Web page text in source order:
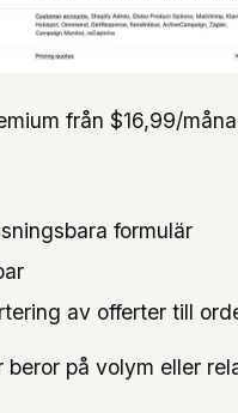
från $16,99/
formulär
av offerter till
beror på volym eller